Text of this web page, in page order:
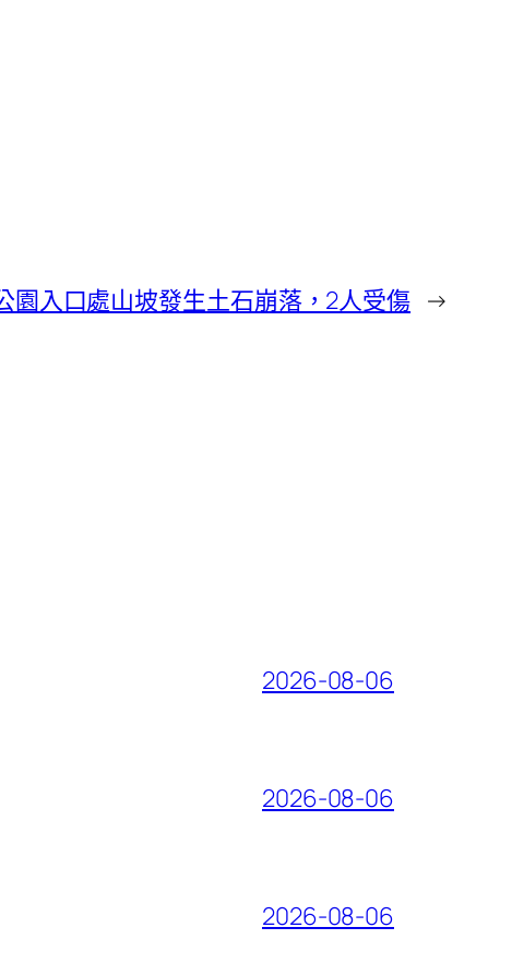
園入口處山坡發生土石崩落，2人受傷 →
2026-08-06
2026-08-06
2026-08-06